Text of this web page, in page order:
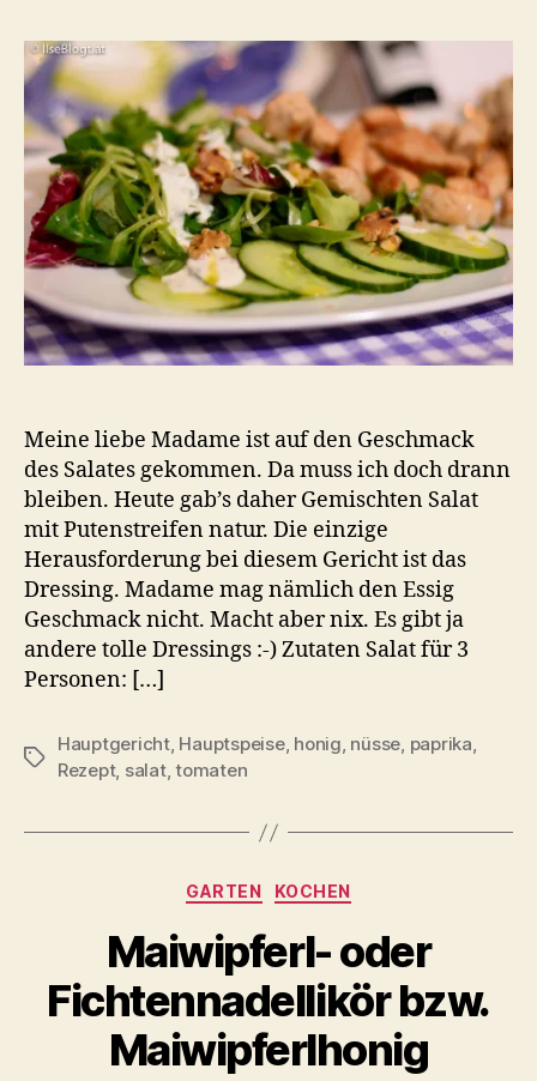
mit
Putenstreifen
natur
Meine liebe Madame ist auf den Geschmack
des Salates gekommen. Da muss ich doch drann
bleiben. Heute gab’s daher Gemischten Salat
mit Putenstreifen natur. Die einzige
Herausforderung bei diesem Gericht ist das
Dressing. Madame mag nämlich den Essig
Geschmack nicht. Macht aber nix. Es gibt ja
andere tolle Dressings :-) Zutaten Salat für 3
Personen: […]
Schlagwörter
Hauptgericht, Hauptspeise, honig, nüsse, paprika,
Rezept, salat,tomaten
Kategorien
GARTEN KOCHEN
Maiwipferl- oder
Fichtennadellikör bzw.
Maiwipferlhonig